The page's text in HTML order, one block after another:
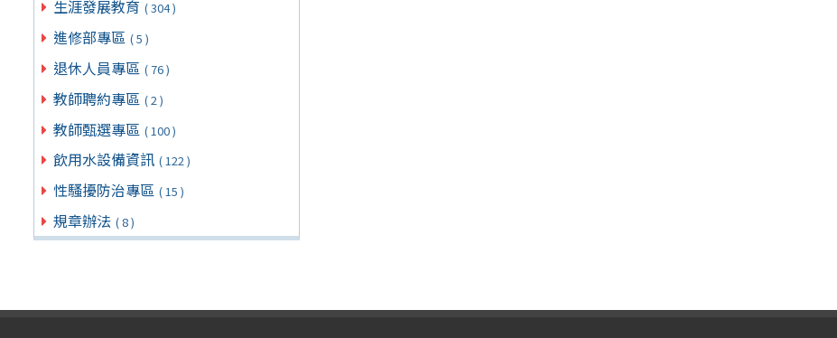
生涯發展教育 ( 304 )
進修部專區 ( 5 )
退休人員專區 ( 76 )
教師聘約專區 ( 2 )
教師甄選專區 ( 100 )
飲用水設備資訊 ( 122 )
性騷擾防治專區 ( 15 )
規章辦法 ( 8 )